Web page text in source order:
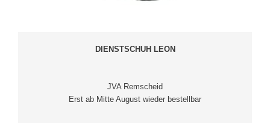
DIENSTSCHUH LEON
JVA Remscheid
Erst ab Mitte August wieder bestellbar